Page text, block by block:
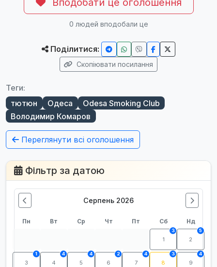
Вподобати це оголошення
0 людей вподобали це
Поділитися:
Скопіювати посилання
Теги:
тютюн
Одеса
Odesa Smoking Club
Володимир Комаров
Переглянути всі оголошення
Фільтр за датою
Серпень 2026
Пн Вт Ср Чт Пт Сб Нд
1
3
2
5
3
1
4
4
5
4
6
2
7
4
8
3
9
4